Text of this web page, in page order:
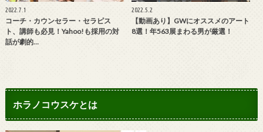
2022.7.1
コーチ・カウンセラー・セラピス
ト、講師も必見！Yahoo!も採用の対
話が劇的…
2022.5.2
【動画あり】GWにオススメのアート
8選！年563展まわる男が厳選！
ホラノコウスケとは